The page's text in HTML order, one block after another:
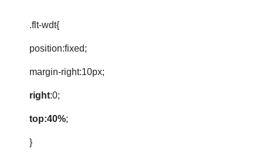
.flt-wdt{
position:fixed;
margin-right:10px;
right:0;
top:40%;
}